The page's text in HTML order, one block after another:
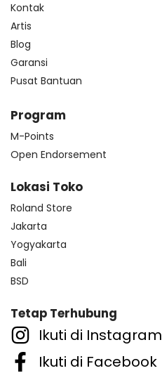
Kontak
Artis
Blog
Garansi
Pusat Bantuan
Program
M-Points
Open Endorsement
Lokasi Toko
Roland Store
Jakarta
Yogyakarta
Bali
BSD
Tetap Terhubung
Ikuti di Instagram
Ikuti di Facebook